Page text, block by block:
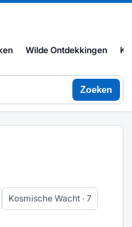
Wilde Ontdekkingen
Zoeken
Kosmische Wacht · 7